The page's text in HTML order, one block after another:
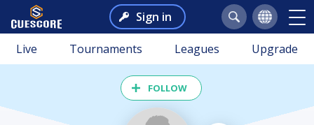
Sign in
Live Tournaments Leagues Upgrade
FOLLOW